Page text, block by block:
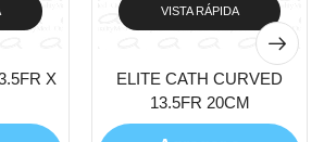
X
VISTA RÁPIDA
ELITE CATH CURVED
13.5FR 20CM